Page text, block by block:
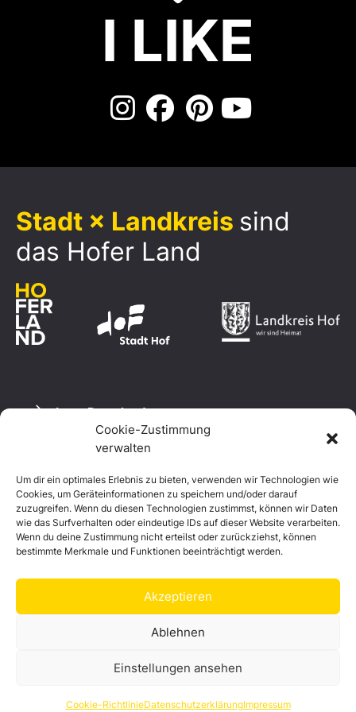
Cookie-Zustimmung
verwalten
Um dir ein optimales Erlebnis zu bieten, verwenden wir Technologien wie
Cookies, um Geräteinformationen zu speichern und/oder darauf
zuzugreifen. Wenn du diesen Technologien zustimmst, können wir Daten
wie das Surfverhalten oder eindeutige IDs auf dieser Website verarbeiten.
Wenn du deine Zustimmung nicht erteilst oder zurückziehst, können
bestimmte Merkmale und Funktionen beeinträchtigt werden.
Akzeptieren
Ablehnen
Einstellungen ansehen
Cookie-RichtlinieDatenschutzerklärungImpressum
I LIKE
Stadt × Landkreis sind
das Hofer Land
Logo Download
Datenschutzerklärung
Impressum
Cookie-Richtlinie (EU)